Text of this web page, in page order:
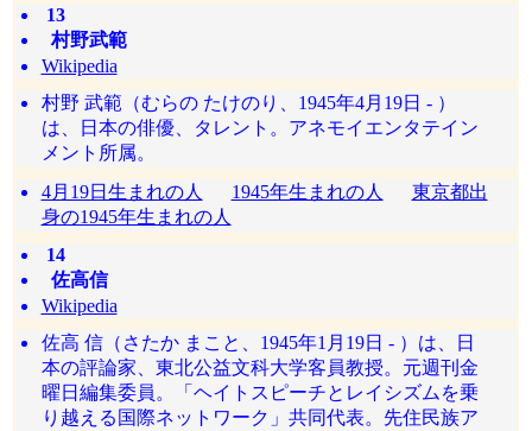
13
村野武範
Wikipedia
村野 武範（むらの たけのり、1945年4月19日 - ）
は、日本の俳優、タレント。アネモイエンタテイン
メント所属。
4月19日生まれの人
1945年生まれの人
東京都出
身の1945年生まれの人
14
佐高信
Wikipedia
佐高 信（さたか まこと、1945年1月19日 - ）は、日
本の評論家、東北公益文科大学客員教授。元週刊金
曜日編集委員。「ヘイトスピーチとレイシズムを乗
り越える国際ネットワーク」共同代表。先住民族ア